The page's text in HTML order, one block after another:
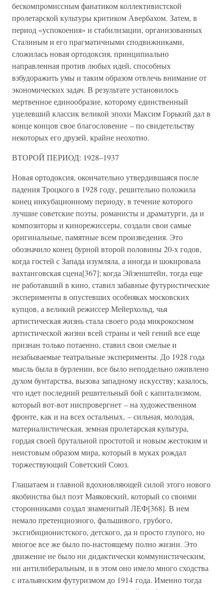
бескомпромиссным фанатиком коллективистской
пролетарской культуры критиком Авербахом. Затем, в
период «успокоения» и стабилизации, организованных
Сталиным и его прагматичными сподвижниками,
сложилась новая ортодоксия, принципиально
направленная против любых идей, способных
взбудоражить умы и таким образом отвлечь внимание от
экономических задач. В результате установилось
мертвенное единообразие, которому единственный
уцелевший классик великой эпохи Максим Горький дал в
конце концов свое благословение – по свидетельству
некоторых его друзей, крайне неохотно.
ВТОРОЙ ПЕРИОД: 1928–1937
Новая ортодоксия, окончательно утвердившаяся после
падения Троцкого в 1928 году, решительно положила
конец инкубационному периоду, в течение которого
лучшие советские поэты, романисты и драматурги, да и
композиторы и кинорежиссеры, создали свои самые
оригинальные, памятные всем произведения. Это
обозначило конец бурной второй половины 20-х годов,
когда гостей с Запада изумляла, а иногда и шокировала
вахтанговская сцена[367]; когда Эйзенштейн, тогда еще
не работавший в кино, ставил забавные футуристические
эксперименты в опустевших особняках московских
купцов, а великий режиссер Мейерхольд, чья
артистическая жизнь стала своего рода микрокосмом
артистической жизни всей страны и чей гений все еще
признан только потаенно, ставил свои смелые и
незабываемые театральные эксперименты. До 1928 года
мысль была в бурлении, все было неподдельно оживлено
духом бунтарства, вызова западному искусству; казалось,
что идет последний решительный бой с капитализмом,
который вот-вот ниспровергнет – на художественном
фронте, как и на всех остальных, – сильная, молодая,
материалистическая, земная пролетарская культура,
гордая своей брутальной простотой и новым жестоким и
неистовым образом мира, который в муках рождал
торжествующий Советский Союз.
Глашатаем и главной вдохновляющей силой этого нового
якобинства был поэт Маяковский, который со своими
сторонниками создал знаменитый ЛЕФ[368]. В нем
немало претенциозного, фальшивого, грубого,
эксгибиционистского, детского, да и просто глупого, но
многое все же было по-настоящему полно жизни. Это
движение не было ни дидактически коммунистическим,
ни антилиберальным, и в этом оно имело много сходства
с итальянским футуризмом до 1914 года. Именно тогда